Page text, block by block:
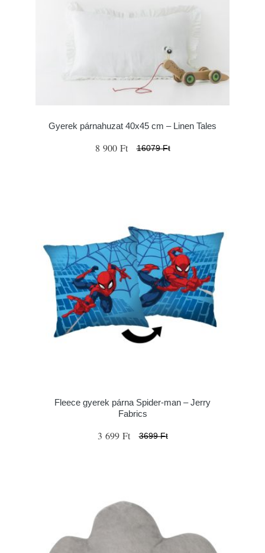
Gyerek párnahuzat 40x45 cm – Linen Tales
8 900 Ft 16079 Ft
Fleece gyerek párna Spider-man – Jerry
Fabrics
3 699 Ft 3699 Ft